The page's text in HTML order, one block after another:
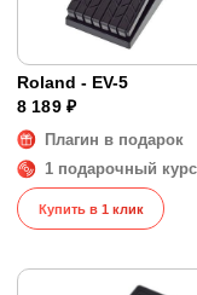
Roland - EV-5
8 189 ₽
Плагин в подарок
1 подарочный курс
Купить в 1 клик